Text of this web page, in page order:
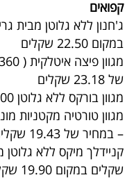
קפואים
במקום 22.50 שקלים
של 23.18 שקלים
מגוון בורקס ללא גלוטן 500 גרם מבית גרין - 18.38 שקלים
– במחיר של 19.43 שקלים
שקלים במקום 19.90 שקלים